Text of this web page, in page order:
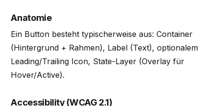
Anatomie
Ein Button besteht typischerweise aus: Container
(Hintergrund + Rahmen), Label (Text), optionalem
Leading/Trailing Icon, State-Layer (Overlay für
Hover/Active).
Accessibility (WCAG 2.1)